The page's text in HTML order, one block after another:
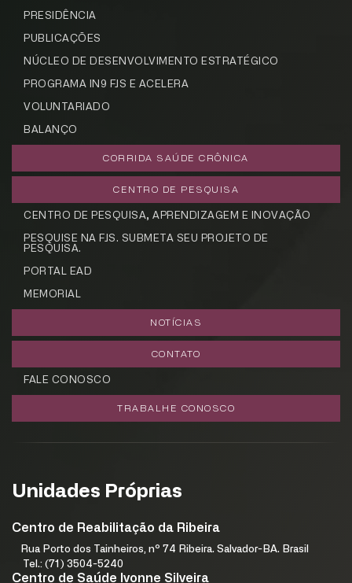
PRESIDÊNCIA
PUBLICAÇÕES
NÚCLEO DE DESENVOLVIMENTO ESTRATÉGICO
PROGRAMA IN9 FJS E ACELERA
VOLUNTARIADO
BALANÇO
CORRIDA SAÚDE CRÔNICA
CENTRO DE PESQUISA
CENTRO DE PESQUISA, APRENDIZAGEM E INOVAÇÃO
PESQUISE NA FJS. SUBMETA SEU PROJETO DE
PESQUISA.
PORTAL EAD
MEMORIAL
NOTÍCIAS
CONTATO
FALE CONOSCO
TRABALHE CONOSCO
Unidades Próprias
Centro de Reabilitação da Ribeira
Rua Porto dos Tainheiros, nº 74 Ribeira. Salvador-BA. Brasil
Tel.: (71) 3504-5240
Centro de Saúde Ivonne Silveira